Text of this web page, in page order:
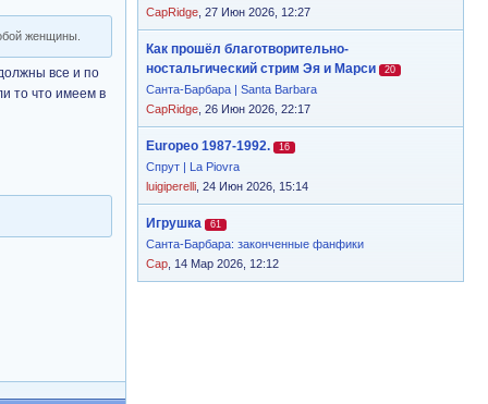
CapRidge , 27 Июн 2026, 12:27
Как прошёл благотворительно-
ностальгический стрим Эя и Марси
20
Санта-Барбара | Santa Barbara
CapRidge , 26 Июн 2026, 22:17
Europeo 1987-1992. 16
Спрут | La Piovra
luigiperelli , 24 Июн 2026, 15:14
Игрушка 61
Санта-Барбара: законченные фанфики
Cap , 14 Мар 2026, 12:12
женщины.
все и по
то что имеем в